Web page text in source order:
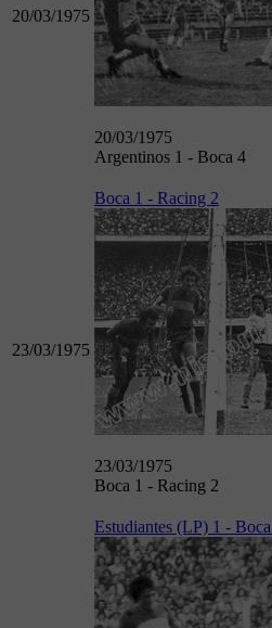
20/03/1975
20/03/1975
Argentinos 1 - Boca 4
23/03/1975
Boca 1 - Racing 2
23/03/1975
Boca 1 - Racing 2
Estudiantes (LP) 1 -